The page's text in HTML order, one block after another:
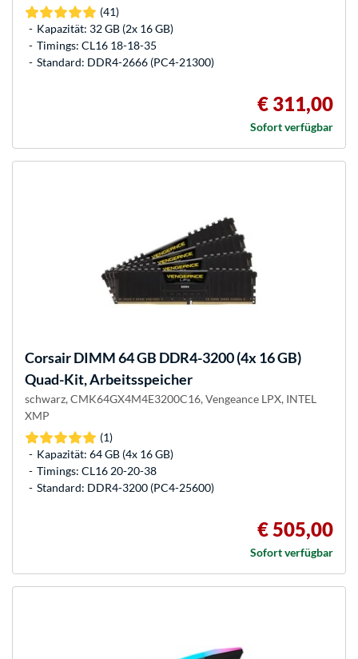
(41)
Kapazität: 32 GB (2x 16 GB)
Timings: CL16 18-18-35
Standard: DDR4-2666 (PC4-21300)
€ 311,00
Sofort verfügbar
CorsairDIMM 64 GB DDR4-3200 (4x 16 GB)
Quad-Kit, Arbeitsspeicher
schwarz, CMK64GX4M4E3200C16, Vengeance LPX, INTEL
XMP
(1)
Kapazität: 64 GB (4x 16 GB)
Timings: CL16 20-20-38
Standard: DDR4-3200 (PC4-25600)
€ 505,00
Sofort verfügbar